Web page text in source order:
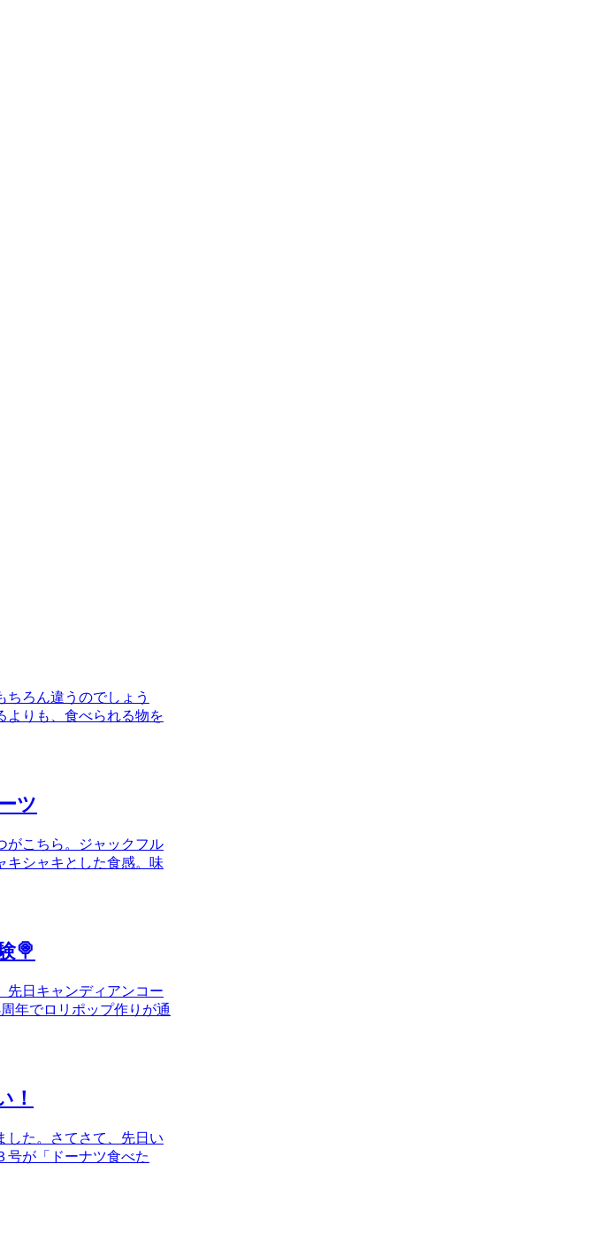
ろん違うのでしょう
よりも、食べられる物を
ツ
がこちら。ジャックフル
キシャキとした食感。味
🍭
先日キャンディアンコー
年でロリポップ作りが通
！
した。さてさて、先日い
号が「ドーナツ食べた